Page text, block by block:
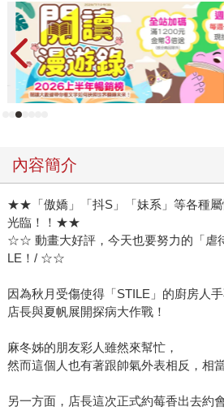
內容簡介
★★「傲嬌」「抖S」「妹系」等各種屬
光臨！！★★
☆☆ 動畫大好評，今天也要努力的「虐
LE！/ ☆☆
因為秋月受傷使得「STILE」的廚房人手
店長與夏帆展開探病大作戰！
麻冬姊的朋友彩人雖然來幫忙，
然而這個人也有著跟帥氣外表相反，相
另一方面，店長這次正式約莓香出去約